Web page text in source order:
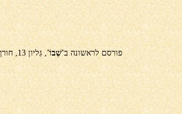
פורסם לראשונה ב'שְׁבוֹ', גִּליון 13, חורף 2004